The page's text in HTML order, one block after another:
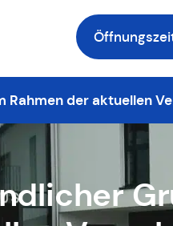
Rahmen der aktuellen